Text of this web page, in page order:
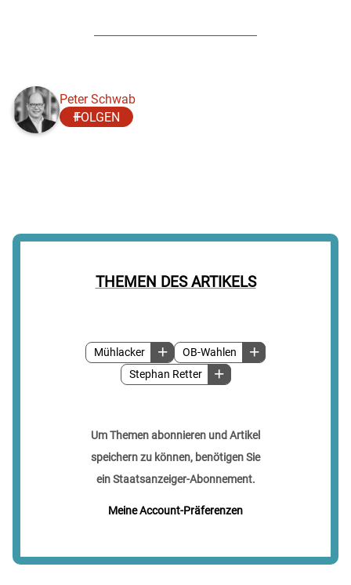
THEMEN DES ARTIKELS
Mühlacker
OB-Wahlen
Stephan Retter
Um Themen abonnieren und Artikel
speichern zu können, benötigen Sie
ein Staatsanzeiger-Abonnement.
Meine Account-Präferenzen
Peter Schwab
FOLGEN